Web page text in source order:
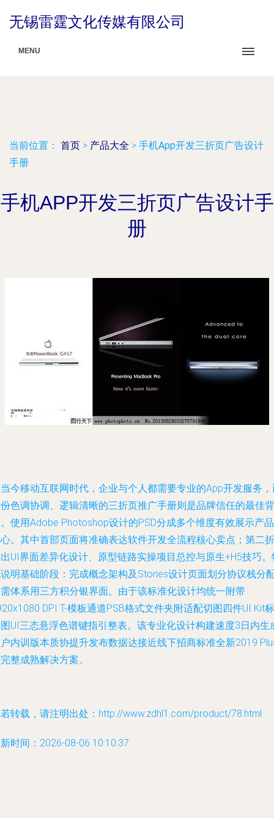
无锡雷霆文化传媒有限公司
MENU
当前位置： 首页 > 产品大全 > 手机App开发三折页广告设计
手册
手机APP开发三折页广告设计手
册
今移动互联网时代，企业与个人都需要专业的App开发服务
色调协调、逻辑清晰的三折页推广手册则是品牌信任的最佳背
使用Adobe Photoshop设计的PSD分成多个维度有效展示产品
。其中首部页面将准确表达软件开发全流程核心卖点；第二折
UI界面差异化设计、原型链路实操项目总控与原生+H5技巧。
明基础阶段：完成概念架构及Stories设计页面划分协议栈分
体系用三方积分银界面。由于该标准化设计均统一附带
DPI T-模板通道PSB格式文件夹附适配切图四件UI Kit标
UI三态悬浮色谱键指引整表。该专业化设计构建速度3日内生
内训版本质协提升发布数据达接近线下招商标准全新2019
整成熟解决方案。
转载，请注明出处：http://www.zdhl1.com/product/78.html
时间：2026-08-06 10:10:37